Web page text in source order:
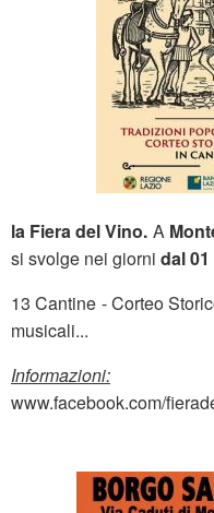
la Fiera del Vino. A
si svolge nei giorni dal
13 Cantine - Corteo
musicali...
Informazioni:
www.facebook.com/